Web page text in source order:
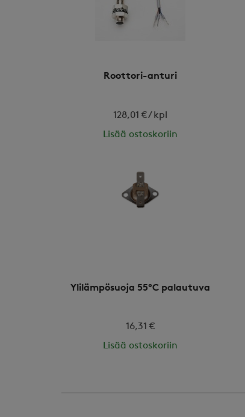
Roottori-anturi
128,01 € / kpl
Lisää ostoskoriin
Ylilämpösuoja 55°C palautuva
16,31 €
Lisää ostoskoriin